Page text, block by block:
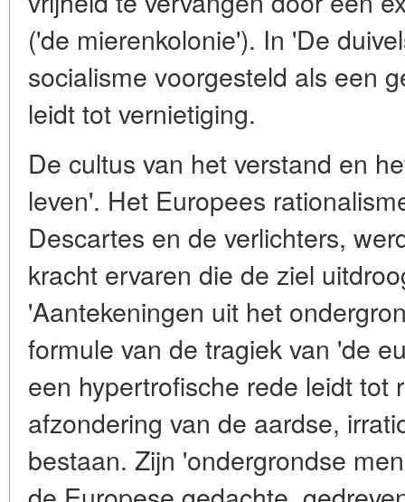
('de mierenkolonie'). In 'De
socialisme voorgesteld als een
leidt tot vernietiging.
De cultus van het verstand en
leven'. Het Europees
Descartes en de verlichters,
kracht ervaren die de ziel
'Aantekeningen uit het
formule van de tragiek van 'de
een hypertrofische rede leidt tot
afzondering van de aardse,
bestaan. Zijn 'ondergrondse